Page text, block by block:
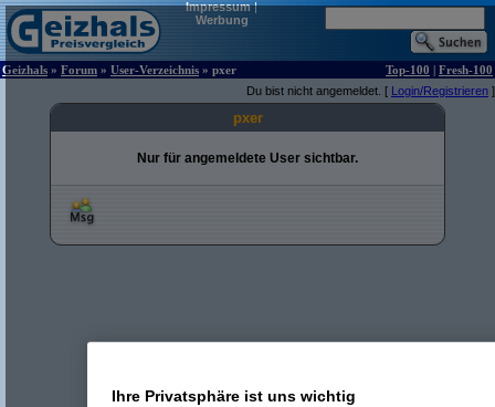
Impressum|
Werbung
Geizhals » Forum » User-Verzeichnis » pxer Top-100 | Fresh-100
Du bist nicht angemeldet. [ Login/Registrieren ]
pxer
Nur für angemeldete User sichtbar.
Ihre Privatsphäre ist uns wichtig